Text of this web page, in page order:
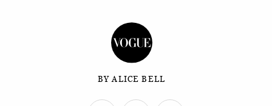
BY ALICE BELL